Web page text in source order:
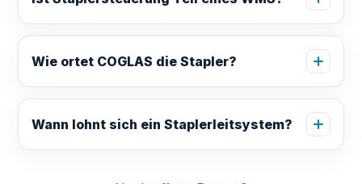
Wie ortet COGLAS die Stapler?
Wann lohnt sich ein Staplerleitsystem?